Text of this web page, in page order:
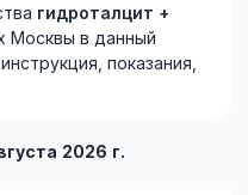
гидроталцит +
Москвы в данный
показания,
2026 г.